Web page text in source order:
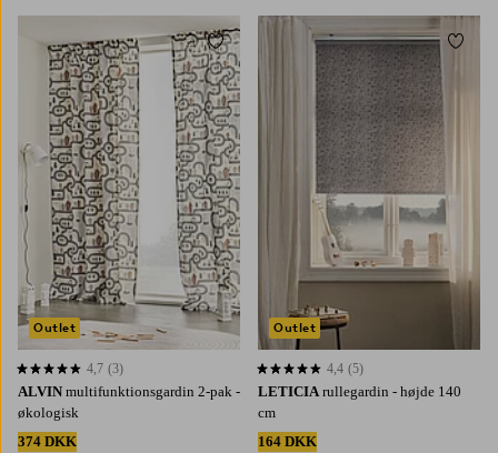
ALVIN multifunktionsgardin 2-pak -
økologisk
374 DKK
4,7 baseret på 3 bedømmelser
4,7 (3)
Outlet
Tilføj til favoritter
250300
LETICIA rullegardin - højde 140
cm
164 DKK
4,4 baseret på 5 bedømmelser
4,4 (5)
Outlet
Tilføj
120140